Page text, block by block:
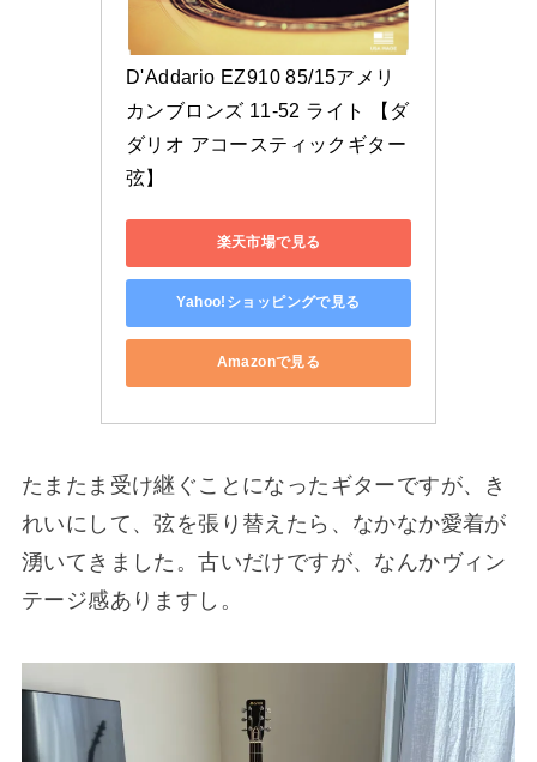
D'Addario EZ910 85/15アメリ
カンブロンズ 11-52 ライト 【ダ
ダリオ アコースティックギター
弦】
楽天市場で見る
Yahoo!ショッピングで見る
Amazonで見る
たまたま受け継ぐことになったギターですが、き
れいにして、弦を張り替えたら、なかなか愛着が
湧いてきました。古いだけですが、なんかヴィン
テージ感ありますし。